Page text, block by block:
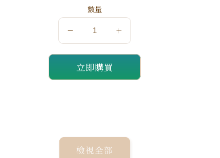
數量
量
減
少
量
加
立即購買
檢視全部